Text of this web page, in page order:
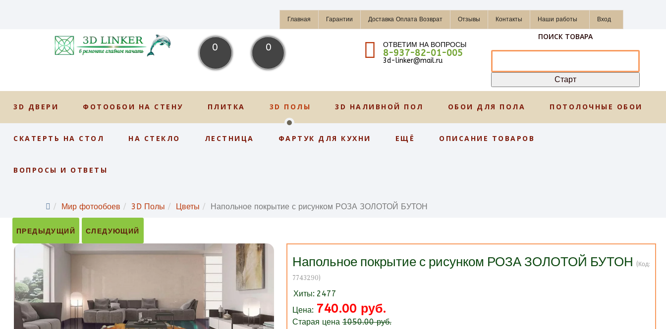
Главная Гарантии Доставка Оплата Возврат Отзывы Контакты Наши работы Вход
0 0 ОТВЕТИМ НА ВОПРОСЫ
8-937-82-01-005
3d-linker@mail.ru
ПОИСК ТОВАРА
3D ДВЕРИ ФОТООБОИ НА СТЕНУ ПЛИТКА 3D ПОЛЫ 3D НАЛИВНОЙ ПОЛ ОБОИ ДЛЯ ПОЛА ПОТОЛОЧНЫЕ ОБОИ
СКАТЕРТЬ НА СТОЛ НА СТЕКЛО ЛЕСТНИЦА ФАРТУК ДЛЯ КУХНИ ЕЩЁ ОПИСАНИЕ ТОВАРОВ
ВОПРОСЫ И ОТВЕТЫ
Мир фотообоев 3D Полы Цветы Напольное покрытие с рисунком РОЗА ЗОЛОТОЙ БУТОН
ПРЕДЫДУЩИЙ СЛЕДУЮЩИЙ
Напольное покрытие с рисунком РОЗА ЗОЛОТОЙ БУТОН (Код:
7743290)
Хиты: 2477
Цена: 740.00 руб.
Старая цена1050.00 руб.